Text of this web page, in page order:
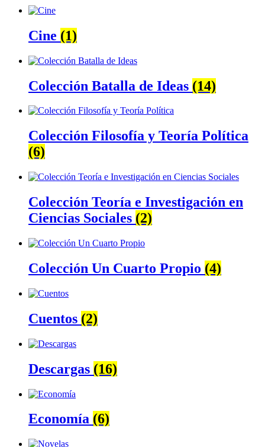
Cine (1)
Colección Batalla de Ideas (14)
Colección Filosofía y Teoría Política
(6)
Colección Teoría e Investigación en
Ciencias Sociales (2)
Colección Un Cuarto Propio (4)
Cuentos (2)
Descargas (16)
Economía (6)